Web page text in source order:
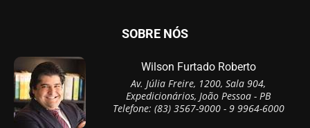
SOBRE NÓS
Wilson Furtado Roberto
Av. Júlia Freire, 1200, Sala 904,
Expedicionários, João Pessoa - PB
Telefone: (83) 3567-9000 - 9 9964-6000